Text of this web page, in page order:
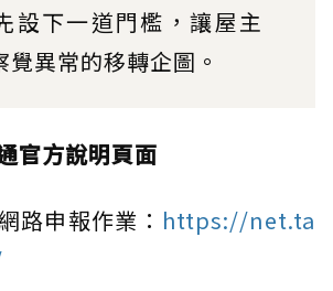
設下一道門檻，讓屋主
覺異常的移轉企圖。
官方說明頁面
路申報作業： https://net.ta